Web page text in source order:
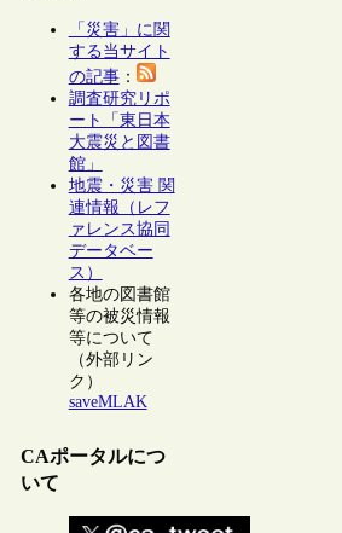
「災害」に関
する当サイト
の記事：
調査研究リポ
ート「東日本
大震災と図書
館」
地震・災害 関
連情報（レフ
ァレンス協同
データベー
ス）
各地の図書館
等の被災情報
等について
（外部リン
ク）
saveMLAK
CAポータルにつ
いて